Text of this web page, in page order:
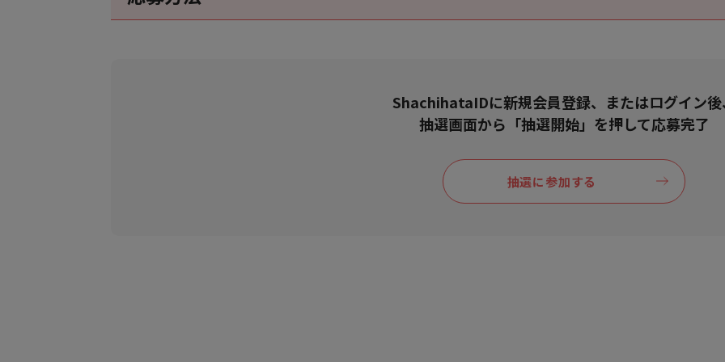
ShachihataIDに新規会員登録、またはログイン後
抽選画面から「抽選開始」を押して応募完了
抽選に参加する